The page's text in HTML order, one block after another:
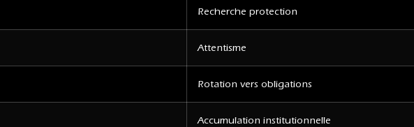
Recherche protection
Attentisme
Rotation vers obligations
Accumulation institutionnelle